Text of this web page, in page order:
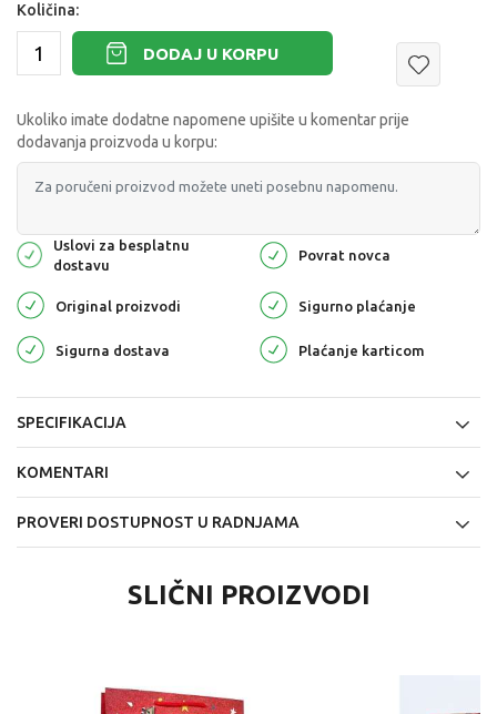
Količina:
DODAJ U KORPU
Ukoliko imate dodatne napomene upišite u komentar prije
dodavanja proizvoda u korpu:
Uslovi za besplatnu
dostavu
Povrat novca
Original proizvodi Sigurno plaćanje
Sigurna dostava Plaćanje karticom
SPECIFIKACIJA
KOMENTARI
PROVERI DOSTUPNOST U RADNJAMA
SLIČNI PROIZVODI